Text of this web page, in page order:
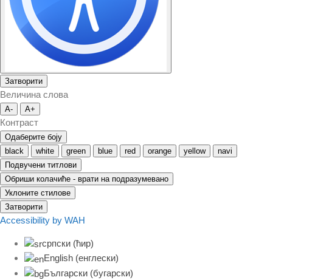
Затворити
Величина слова
A- A+
Контраст
Одаберите боју
black
white green blue red orange yellow
navi
Подвучени титлови
Обриши колачиће - врати на подразумевано
Уклоните стилове
Затворити
Accessibility by WAH
српски (ћир)
English (енглески)
Български (бугарски)